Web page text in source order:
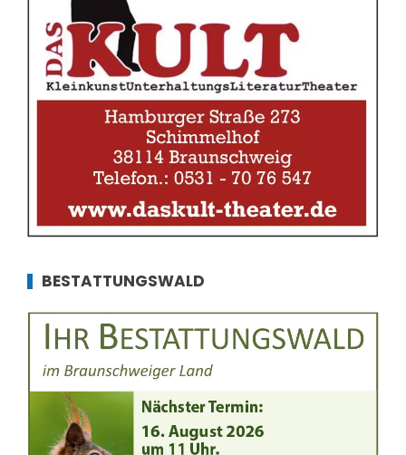
BESTATTUNGSWALD